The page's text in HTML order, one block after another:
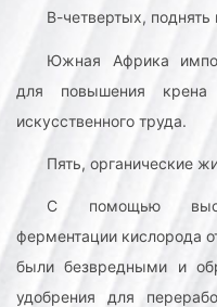
В-четвертых, поднять
Южная Африка
для повышения крена
искусственного труда.
Пять, органические
С помощью
ферментации кислорода
были безвредными и
удобрения для